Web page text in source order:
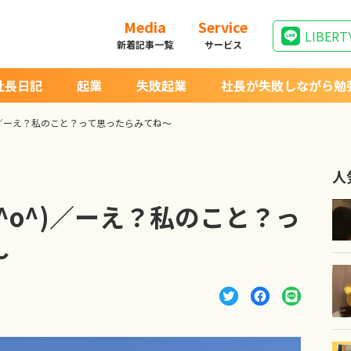
Media
新着記事一覧
Service
サービス
長日記 起業 失敗起業 社長が失敗しながら勉
え？私のこと？って思ったらみてね〜
／ーえ？私のこと？っ